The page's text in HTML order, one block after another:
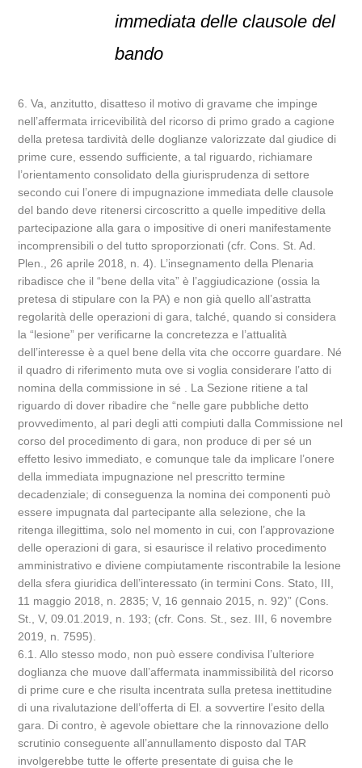
immediata delle clausole del
bando
6. Va, anzitutto, disatteso il motivo di gravame che impinge
nell’affermata irricevibilità del ricorso di primo grado a cagione
della pretesa tardività delle doglianze valorizzate dal giudice di
prime cure, essendo sufficiente, a tal riguardo, richiamare
l’orientamento consolidato della giurisprudenza di settore
secondo cui l’onere di impugnazione immediata delle clausole
del bando deve ritenersi circoscritto a quelle impeditive della
partecipazione alla gara o impositive di oneri manifestamente
incomprensibili o del tutto sproporzionati (cfr. Cons. St. Ad.
Plen., 26 aprile 2018, n. 4). L’insegnamento della Plenaria
ribadisce che il “bene della vita” è l’aggiudicazione (ossia la
pretesa di stipulare con la PA) e non già quello all’astratta
regolarità delle operazioni di gara, talché, quando si considera
la “lesione” per verificarne la concretezza e l’attualità
dell’interesse è a quel bene della vita che occorre guardare. Né
il quadro di riferimento muta ove si voglia considerare l’atto di
nomina della commissione in sé . La Sezione ritiene a tal
riguardo di dover ribadire che “nelle gare pubbliche detto
provvedimento, al pari degli atti compiuti dalla Commissione nel
corso del procedimento di gara, non produce di per sé un
effetto lesivo immediato, e comunque tale da implicare l’onere
della immediata impugnazione nel prescritto termine
decadenziale; di conseguenza la nomina dei componenti può
essere impugnata dal partecipante alla selezione, che la
ritenga illegittima, solo nel momento in cui, con l’approvazione
delle operazioni di gara, si esaurisce il relativo procedimento
amministrativo e diviene compiutamente riscontrabile la lesione
della sfera giuridica dell’interessato (in termini Cons. Stato, III,
11 maggio 2018, n. 2835; V, 16 gennaio 2015, n. 92)” (Cons.
St., V, 09.01.2019, n. 193; (cfr. Cons. St., sez. III, 6 novembre
2019, n. 7595).
6.1. Allo stesso modo, non può essere condivisa l’ulteriore
doglianza che muove dall’affermata inammissibilità del ricorso
di prime cure e che risulta incentrata sulla pretesa inettitudine
di una rivalutazione dell’offerta di El. a sovvertire l’esito della
gara. Di contro, è agevole obiettare che la rinnovazione dello
scrutinio conseguente all’annullamento disposto dal TAR
involgerebbe tutte le offerte presentate di guisa che le